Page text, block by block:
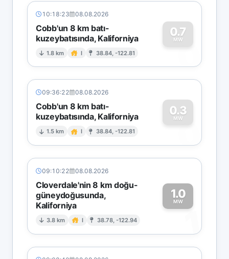
10:18:23 08.08.2026
Cobb'un 8 km batı-
kuzeybatısında, Kaliforniya
1.8 km I 38.84, -122.81
0.7
MW
0
09:36:22 08.08.2026
Cobb'un 8 km batı-
kuzeybatısında, Kaliforniya
1.5 km I 38.84, -122.81
0.3
MW
0
09:10:22 08.08.2026
Cloverdale'nin 8 km doğu-
güneydoğusunda,
Kaliforniya
3.8 km I 38.78, -122.94
1.0
MW
1